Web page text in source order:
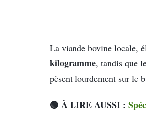
La viande bovine locale,
kilogramme, tandis que
pèsent lourdement sur le
🟢 À LIRE AUSSI :